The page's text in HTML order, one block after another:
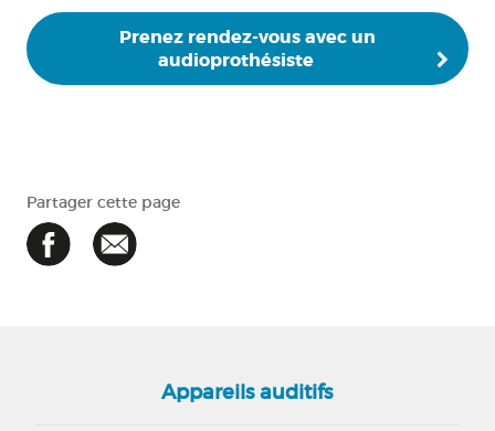
Prenez rendez-vous avec un
audioprothésiste
Partager cette page
Appareils auditifs